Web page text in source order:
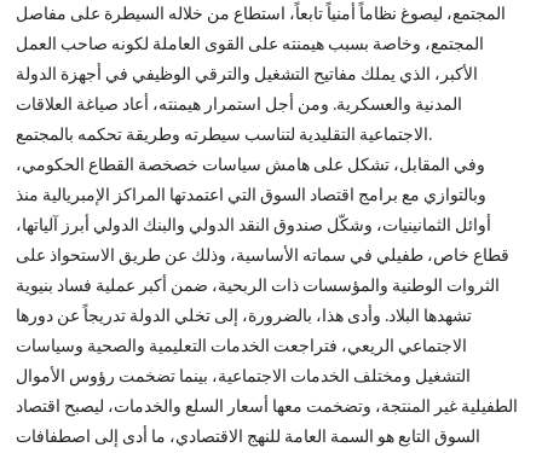
المجتمع، ليصوغ نظاماً أمنياً تابعاً، استطاع من خلاله السيطرة على مفاصل
المجتمع، وخاصة بسبب هيمنته على القوى العاملة لكونه صاحب العمل
الأكبر، الذي يملك مفاتيح التشغيل والترقي الوظيفي في أجهزة الدولة
المدنية والعسكرية. ومن أجل استمرار هيمنته، أعاد صياغة العلاقات
الاجتماعية التقليدية لتناسب سيطرته وطريقة تحكمه بالمجتمع.
وفي المقابل، تشكل على هامش سياسات خصخصة القطاع الحكومي،
وبالتوازي مع برامج اقتصاد السوق التي اعتمدتها المراكز الإمبريالية منذ
أوائل الثمانينيات، وشكّل صندوق النقد الدولي والبنك الدولي أبرز آلياتها،
قطاع خاص، طفيلي في سماته الأساسية، وذلك عن طريق الاستحواذ على
الثروات الوطنية والمؤسسات ذات الربحية، ضمن أكبر عملية فساد بنيوية
تشهدها البلاد. وأدى هذا، بالضرورة، إلى تخلي الدولة تدريجاً عن دورها
الاجتماعي الريعي، فتراجعت الخدمات التعليمية والصحية وسياسات
التشغيل ومختلف الخدمات الاجتماعية، بينما تضخمت رؤوس الأموال
الطفيلية غير المنتجة، وتضخمت معها أسعار السلع والخدمات، ليصبح اقتصاد
السوق التابع هو السمة العامة للنهج الاقتصادي، ما أدى إلى اصطفافات